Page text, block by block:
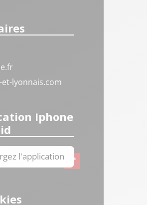
lyonnais.com
Iphone
l'application